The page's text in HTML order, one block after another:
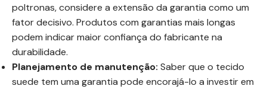
poltronas, considere a extensão da garantia como um
fator decisivo. Produtos com garantias mais longas
podem indicar maior confiança do fabricante na
durabilidade.
Planejamento de manutenção: Saber que o tecido
suede tem uma garantia pode encorajá-lo a investir em